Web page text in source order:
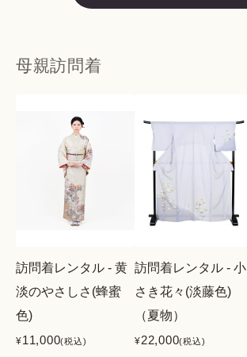
母親訪問着
訪問着レンタル - 黄
淡のやさしさ(蜂蜜
色)
¥11,000(税込)
訪問着レンタル - 小
さき花々(淡藤色)
（夏物）
¥22,000(税込)